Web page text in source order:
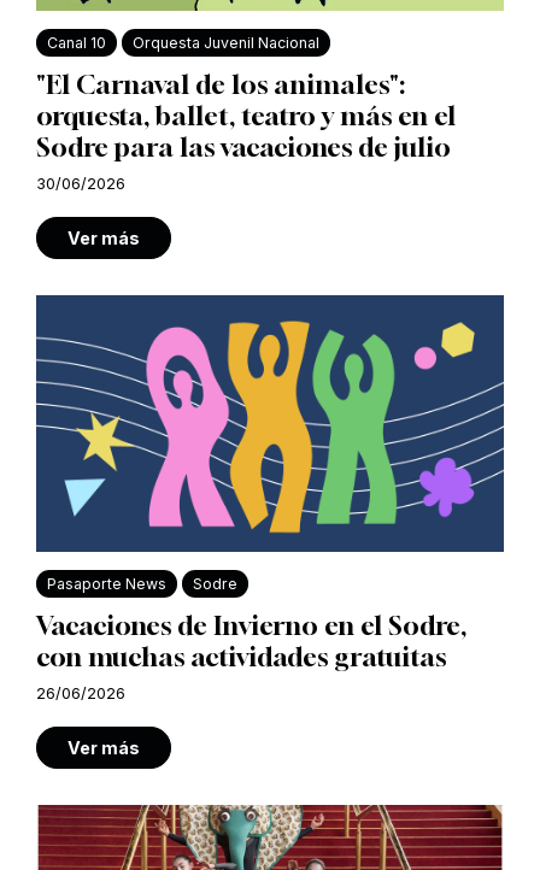
Canal 10 Orquesta Juvenil Nacional
"El Carnaval de los animales":
orquesta, ballet, teatro y más en el
Sodre para las vacaciones de julio
30/06/2026
Ver más
Pasaporte News Sodre
Vacaciones de Invierno en el Sodre,
con muchas actividades gratuitas
26/06/2026
Ver más